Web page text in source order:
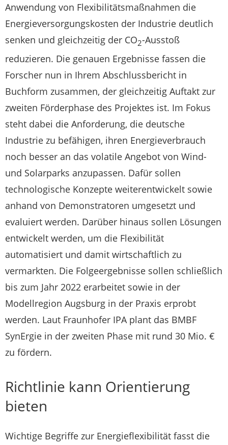
Anwendung von Flexibilitätsmaßnahmen die
Energieversorgungskosten der Industrie deutlich
senken und gleichzeitig der CO2-Ausstoß
reduzieren. Die genauen Ergebnisse fassen die
Forscher nun in Ihrem Abschlussbericht in
Buchform zusammen, der gleichzeitig Auftakt zur
zweiten Förderphase des Projektes ist. Im Fokus
steht dabei die Anforderung, die deutsche
Industrie zu befähigen, ihren Energieverbrauch
noch besser an das volatile Angebot von Wind-
und Solarparks anzupassen. Dafür sollen
technologische Konzepte weiterentwickelt sowie
anhand von Demonstratoren umgesetzt und
evaluiert werden. Darüber hinaus sollen Lösungen
entwickelt werden, um die Flexibilität
automatisiert und damit wirtschaftlich zu
vermarkten. Die Folgeergebnisse sollen schließlich
bis zum Jahr 2022 erarbeitet sowie in der
Modellregion Augsburg in der Praxis erprobt
werden. Laut Fraunhofer IPA plant das BMBF
SynErgie in der zweiten Phase mit rund 30 Mio. €
zu fördern.
Richtlinie kann Orientierung
bieten
Wichtige Begriffe zur Energieflexibilität fasst die